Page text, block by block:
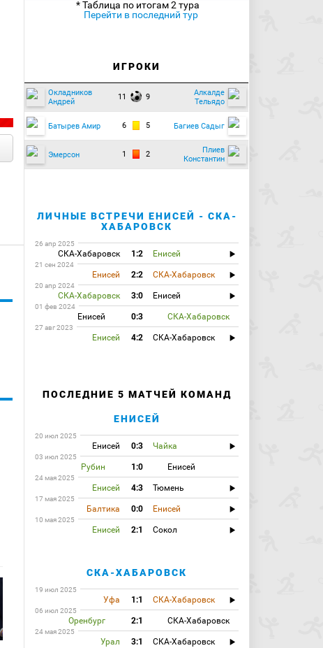
* Таблица по итогам 2 тура
Перейти в последний тур
ИГРОКИ
Окладников
Андрей
11 9
Алкалде
Тельядо
Батырев Амир 6 5 Багиев Садыг
Эмерсон 1 2
Плиев
Константин
ЛИЧНЫЕ ВСТРЕЧИ ЕНИСЕЙ - СКА-
ХАБАРОВСК
26 апр 2025
СКА-Хабаровск 1:2 Енисей
21 сен 2024
Енисей 2:2 СКА-Хабаровск
20 апр 2024
СКА-Хабаровск 3:0 Енисей
01 фев 2024
Енисей 0:3 СКА-Хабаровск
27 авг 2023
Енисей 4:2 СКА-Хабаровск
ПОСЛЕДНИЕ 5 МАТЧЕЙ КОМАНД
ЕНИСЕЙ
20 июл 2025
Енисей 0:3 Чайка
03 июл 2025
Рубин 1:0 Енисей
24 мая 2025
Енисей 4:3 Тюмень
17 мая 2025
Балтика 0:0 Енисей
10 мая 2025
Енисей 2:1 Сокол
СКА-ХАБАРОВСК
19 июл 2025
Уфа 1:1 СКА-Хабаровск
06 июл 2025
Оренбург 2:1 СКА-Хабаровск
24 мая 2025
Урал 3:1 СКА-Хабаровск